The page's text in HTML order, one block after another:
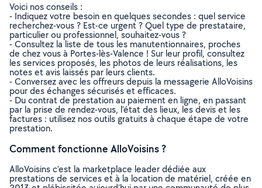
Voici nos conseils :
- Indiquez votre besoin en quelques secondes : quel service
recherchez-vous ? Est-ce urgent ? Quel type de prestataire,
particulier ou professionnel, souhaitez-vous ?
- Consultez la liste de tous les manutentionnaires, proches
de chez vous à Portes-lès-Valence ! Sur leur profil, consultez
les services proposés, les photos de leurs réalisations, les
notes et avis laissés par leurs clients.
- Conversez avec les offreurs depuis la messagerie AlloVoisins
pour des échanges sécurisés et efficaces.
- Du contrat de prestation au paiement en ligne, en passant
par la prise de rendez-vous, l’état des lieux, les devis et les
factures : utilisez nos outils gratuits à chaque étape de votre
prestation.
Comment fonctionne AlloVoisins ?
AlloVoisins c’est la marketplace leader dédiée aux
prestations de services et à la location de matériel, créée en